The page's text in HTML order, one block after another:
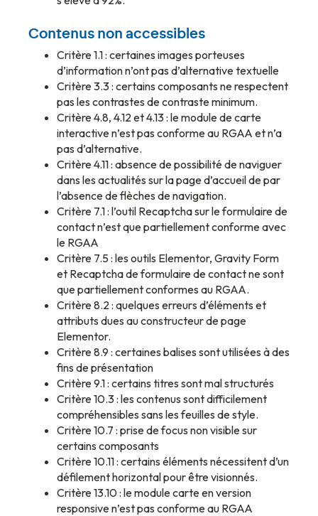
Contenus non accessibles
Critère 1.1 : certaines images porteuses
d’information n’ont pas d’alternative textuelle
Critère 3.3 : certains composants ne respectent
pas les contrastes de contraste minimum.
Critère 4.8, 4.12 et 4.13 : le module de carte
interactive n’est pas conforme au RGAA et n’a
pas d’alternative.
Critère 4.11 : absence de possibilité de naviguer
dans les actualités sur la page d’accueil de par
l’absence de flèches de navigation.
Critère 7.1 : l’outil Recaptcha sur le formulaire de
contact n’est que partiellement conforme avec
le RGAA
Critère 7.5 : les outils Elementor, Gravity Form
et Recaptcha de formulaire de contact ne sont
que partiellement conformes au RGAA.
Critère 8.2 : quelques erreurs d’éléments et
attributs dues au constructeur de page
Elementor.
Critère 8.9 : certaines balises sont utilisées à des
fins de présentation
Critère 9.1 : certains titres sont mal structurés
Critère 10.3 : les contenus sont difficilement
compréhensibles sans les feuilles de style.
Critère 10.7 : prise de focus non visible sur
certains composants
Critère 10.11 : certains éléments nécessitent d’un
défilement horizontal pour être visionnés.
Critère 13.10 : le module carte en version
responsive n’est pas conforme au RGAA